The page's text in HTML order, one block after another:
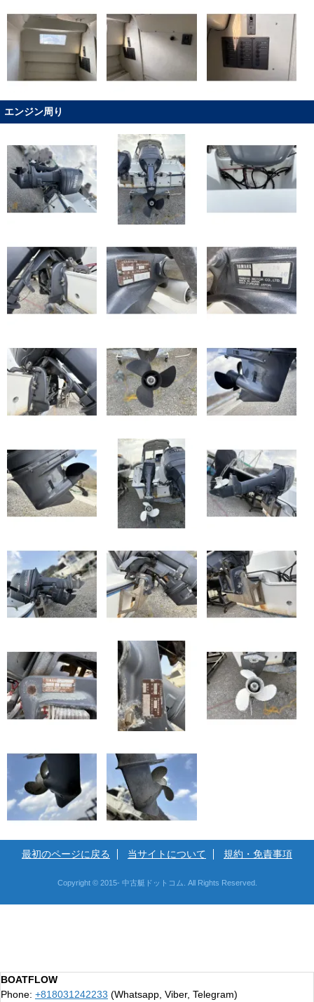
エンジン周り
BOATFLOW
Phone: +818031242233 (Whatsapp, Viber, Telegram)
最初のページに戻る 当サイトについて 規約・免責事項
Copyright © 2015- 中古艇ドットコム. All Rights Reserved.